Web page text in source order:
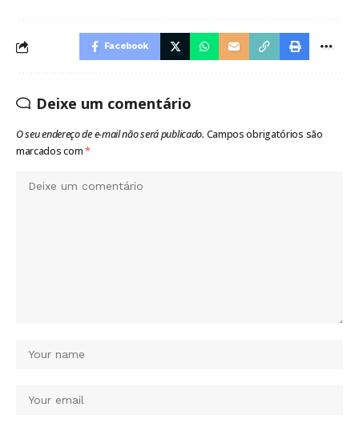
Facebook
Deixe um comentário
O seu endereço de e-mail não será publicado. Campos obrigatórios são
marcados com*